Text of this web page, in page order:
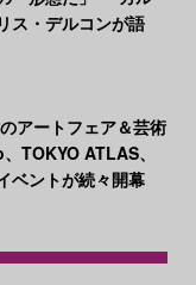
ス・デルコンが語
アートフェア＆芸術
TOKYO ATLAS、
ベントが続々開幕